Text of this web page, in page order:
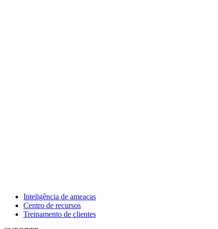
Inteligência de ameaças
Centro de recursos
Treinamento de clientes